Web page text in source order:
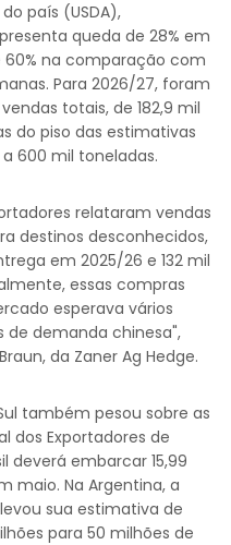
país (USDA),
queda de 28% em
na comparação com
Para 2026/27, foram
totais, de 182,9 mil
do piso das estimativas
600 mil toneladas.
relataram vendas
destinos desconhecidos,
em 2025/26 e 132 mil
essas compras
esperava vários
de demanda chinesa",
da Zaner Ag Hedge.
também pesou sobre as
dos Exportadores de
deverá embarcar 15,99
maio. Na Argentina, a
sua estimativa de
para 50 milhões de